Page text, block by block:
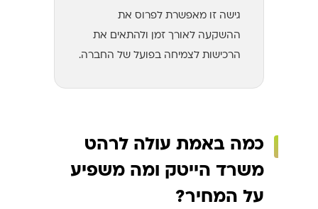
גישה זו מאפשרת לפרוס את
ההשקעה לאורך זמן ולהתאים את
הרכישות לצמיחה בפועל של החברה.
כמה באמת עולה לרהט
משרד הייטק ומה משפיע
על המחיר?